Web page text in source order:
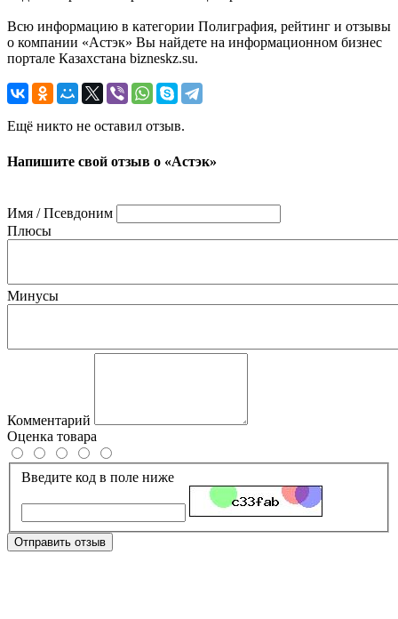
Всю информацию в категории Полиграфия, рейтинг и отзывы
о компании «Астэк» Вы найдете на информационном бизнес
портале Казахстана bizneskz.su.
Ещё никто не оставил отзыв.
Напишите свой отзыв о «Астэк»
Имя / Псевдоним
Плюсы
Минусы
Комментарий
Оценка товара
Введите код в поле ниже
Отправить отзыв